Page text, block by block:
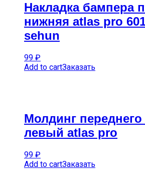
Накладка бампера
нижняя atlas pro
sehun
99 ₽
Add to cartЗаказать
Молдинг
левый atlas pro
99 ₽
Add to cartЗаказать